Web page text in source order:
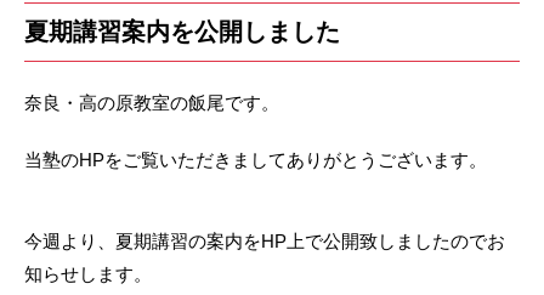
夏期講習案内を公開しました
奈良・高の原教室の飯尾です。
当塾のHPをご覧いただきましてありがとうございます。
今週より、夏期講習の案内をHP上で公開致しましたのでお
知らせします。